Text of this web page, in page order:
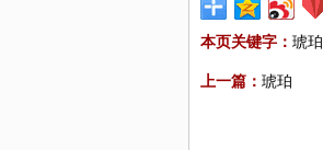
本页关键字： 琥珀
上一篇： 琥珀